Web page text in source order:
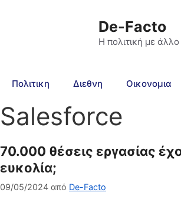
De-Facto
Η πολιτική με άλλο
Πολιτικη Διεθνη Οικονομια
Salesforce
70.000 θέσεις εργασίας
ευκολία;
09/05/2024 από De-Facto